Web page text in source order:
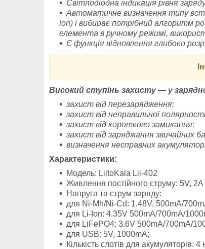
Світлодіодна індикація рівня
Автоматичне визначення типу
ion) і вибирає потрібний алгоритм
елемента в ручному режимі,
Є функція відновлення глибоко
Високий ступінь захисту — у
захист від перезарядження;
захист від неправильної
захист від короткого замикання;
захист від заряджання звичайних
визначення несправних
Характеристики:
Модель: LiitoKala Lii-402
Живлення постійного струму: 5V, 2А
Напруга та струм заряду:
для Ni-Mh/Ni-Cd: 1.48V, 500mA/
для Li-Ion: 4.35V 500mA/700mA/
для LiFePO4: 3.6V 500mA/700mA/
для USB: 5V, 1000mA;
Кількість слотів для акумуляторів: